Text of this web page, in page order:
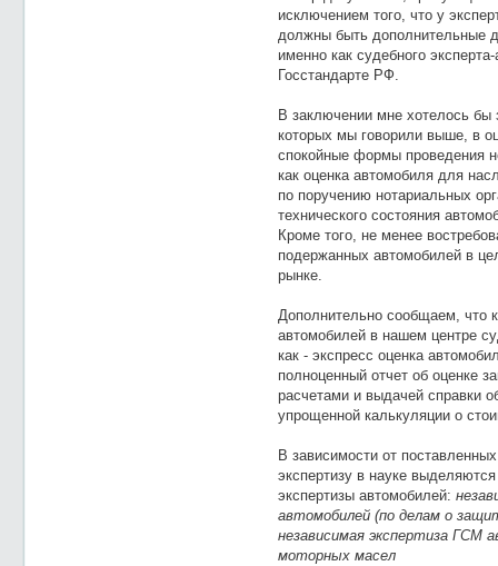
исключением того, что у
должны быть дополнительные
именно как судебного
Госстандарте РФ.
В заключении мне хотелось бы
которых мы говорили выше, в
спокойные формы проведения
как оценка автомобиля для
по поручению нотариальных
технического состояния
Кроме того, не менее
подержанных автомобилей в
рынке.
Дополнительно сообщаем, что
автомобилей в нашем центре
как - экспресс оценка
полноценный отчет об оценке
расчетами и выдачей справки
упрощенной калькуляции о
В зависимости от
экспертизу в науке
экспертизы автомобилей:
автомобилей (по делам о
независимая экспертиза ГСМ
моторных масел